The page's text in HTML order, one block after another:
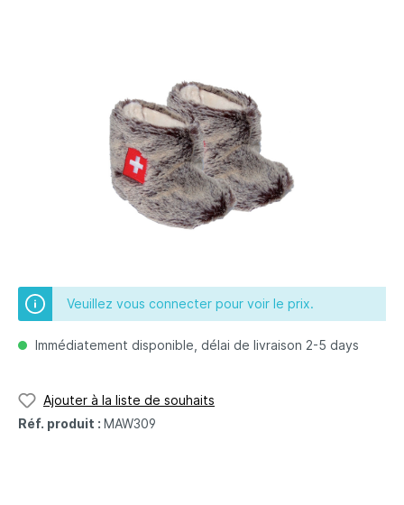
Veuillez vous connecter pour voir le prix.
Immédiatement disponible, délai de livraison 2-5 days
Ajouter à la liste de souhaits
Réf. produit : MAW309